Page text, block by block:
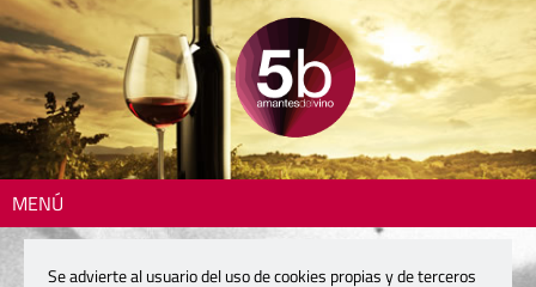
MENÚ
Se advierte al usuario del uso de cookies propias y de terceros